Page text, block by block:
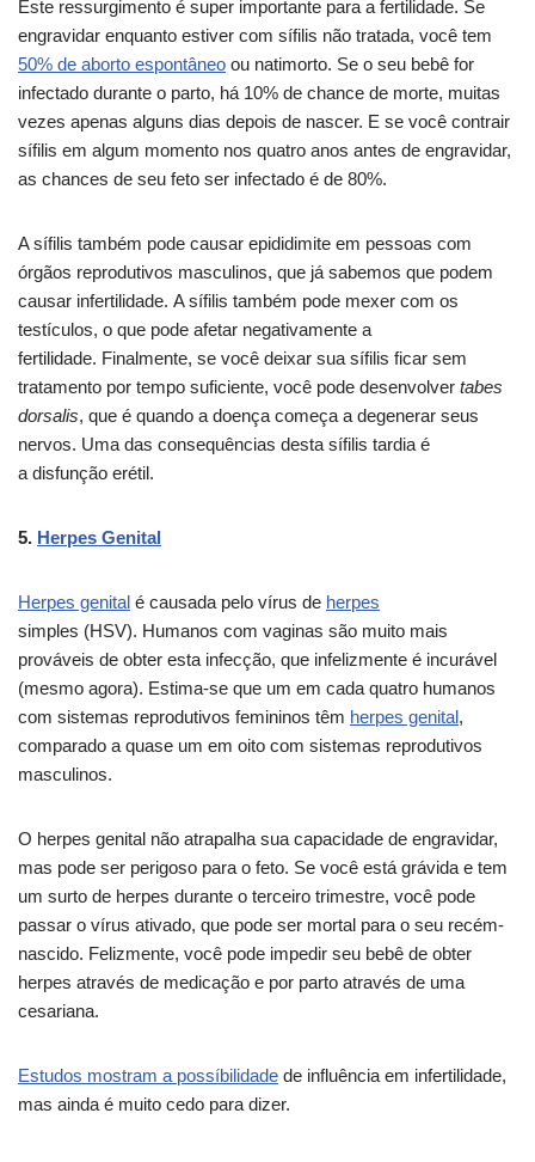
Este ressurgimento é super importante para a fertilidade. Se
engravidar enquanto estiver com sífilis não tratada, você tem
50% de aborto espontâneo ou natimorto. Se o seu bebê for
infectado durante o parto, há 10% de chance de morte, muitas
vezes apenas alguns dias depois de nascer. E se você contrair
sífilis em algum momento nos quatro anos antes de engravidar,
as chances de seu feto ser infectado é de 80%.
A sífilis também pode causar epididimite em pessoas com
órgãos reprodutivos masculinos, que já sabemos que podem
causar infertilidade. A sífilis também pode mexer com os
testículos, o que pode afetar negativamente a
fertilidade. Finalmente, se você deixar sua sífilis ficar sem
tratamento por tempo suficiente, você pode desenvolver tabes
dorsalis, que é quando a doença começa a degenerar seus
nervos. Uma das consequências desta sífilis tardia é
a disfunção erétil.
5. Herpes Genital
Herpes genital é causada pelo vírus de herpes
simples (HSV). Humanos com vaginas são muito mais
prováveis de obter esta infecção, que infelizmente é incurável
(mesmo agora). Estima-se que um em cada quatro humanos
com sistemas reprodutivos femininos têm herpes genital,
comparado a quase um em oito com sistemas reprodutivos
masculinos.
O herpes genital não atrapalha sua capacidade de engravidar,
mas pode ser perigoso para o feto. Se você está grávida e tem
um surto de herpes durante o terceiro trimestre, você pode
passar o vírus ativado, que pode ser mortal para o seu recém-
nascido. Felizmente, você pode impedir seu bebê de obter
herpes através de medicação e por parto através de uma
cesariana.
Estudos mostram a possíbilidade de influência em infertilidade,
mas ainda é muito cedo para dizer.